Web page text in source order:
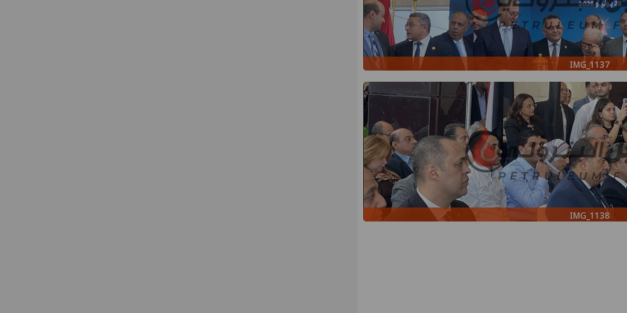
IMG_1137
IMG_1138